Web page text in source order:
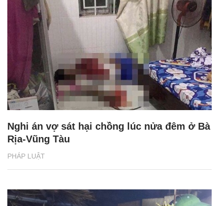
PHÁP LUẬT
Nghi án vợ sát hại chồng lúc nửa đêm ở Bà
Rịa-Vũng Tàu